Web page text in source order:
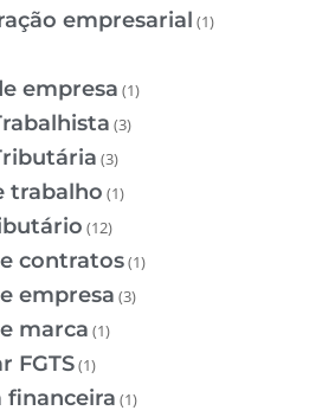
empresarial (1)
empresa (1)
(3)
(3)
trabalho (1)
(12)
contratos(1)
empresa (3)
marca (1)
FGTS(1)
financeira (1)